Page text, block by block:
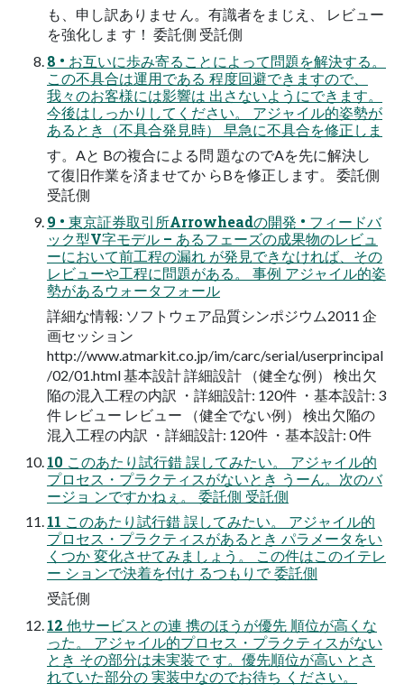
も、申し訳ありませ ん。有識者をまじえ、 レビュー
を強化しま す！ 委託側 受託側
8 • お互いに歩み寄ることによって問題を解決する。
この不具合は運用である 程度回避できますので、
我々のお客様には影響は 出さないようにできます。
今後はしっかりしてください。 アジャイル的姿勢が
あるとき（不具合発見時） 早急に不具合を修正しま
す。Aと Bの複合による問 題なのでAを先に解決し
て復旧作業を済ませてか らBを修正します。 委託側
受託側
9 • 東京証券取引所Arrowheadの開発 • フィードバ
ック型V字モデル – あるフェーズの成果物のレビュ
ーにおいて前工程の漏れ が発見できなければ、その
レビューや工程に問題がある。 事例 アジャイル的姿
勢があるウォータフォール
詳細な情報: ソフトウェア品質シンポジウム2011 企
画セッション
http://www.atmarkit.co.jp/im/carc/serial/userprincipal
/02/01.html 基本設計 詳細設計 （健全な例） 検出欠
陥の混入工程の内訳 ・詳細設計: 120件 ・基本設計: 3
件 レビュー レビュー （健全でない例） 検出欠陥の
混入工程の内訳 ・詳細設計: 120件 ・基本設計: 0件
10 このあたり試行錯 誤してみたい。 アジャイル的
プロセス・プラクティスがないとき うーん。次のバ
ージョ ンですかねぇ。 委託側 受託側
11 このあたり試行錯 誤してみたい。 アジャイル的
プロセス・プラクティスがあるとき パラメータをい
くつか 変化させてみましょう。 この件はこのイテレ
ー ションで決着を付け るつもりで 委託側
受託側
12 他サービスとの連 携のほうが優先 順位が高くな
った。 アジャイル的プロセス・プラクティスがない
とき その部分は未実装で す。優先順位が高い とさ
れていた部分の 実装中なのでお待ち ください。